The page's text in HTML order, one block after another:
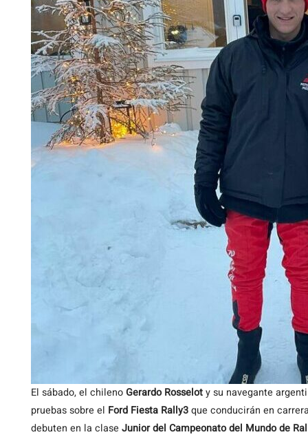
El sábado, el chilenoGerardo Rosseloty su navegante
pruebas sobre el Ford Fiesta Rally3que conducirán en
debuten en la clase Junior del Campeonato del Mundo de